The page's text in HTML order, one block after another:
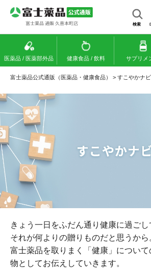
検索
医薬品 / 医薬部外品 健康食品 / 飲料 サプリメ
富士薬品公式通販（医薬品・健康食品） > すこやかナ
きょう一日をふだん通り健康に過ごし
それが何よりの贈りものだと思うから
富士薬品を取りまく「健康」につい
物としてお伝えしていきます。